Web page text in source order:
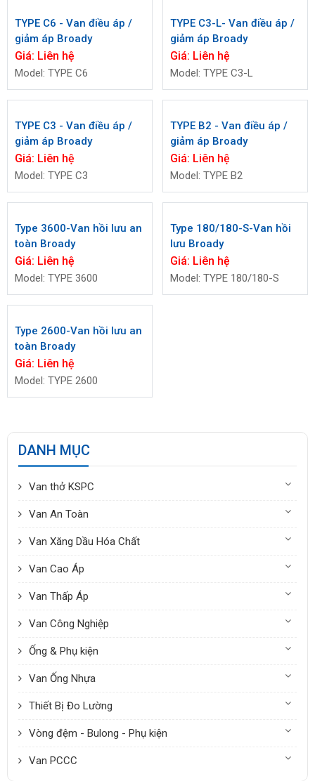
TYPE C6 - Van điều áp /
giảm áp Broady
Giá: Liên hệ
Model: TYPE C6
TYPE C3-L- Van điều áp /
giảm áp Broady
Giá: Liên hệ
Model: TYPE C3-L
TYPE C3 - Van điều áp /
giảm áp Broady
Giá: Liên hệ
Model: TYPE C3
TYPE B2 - Van điều áp /
giảm áp Broady
Giá: Liên hệ
Model: TYPE B2
Type 3600-Van hồi lưu an
toàn Broady
Giá: Liên hệ
Model: TYPE 3600
Type 180/180-S-Van hồi
lưu Broady
Giá: Liên hệ
Model: TYPE 180/180-S
Type 2600-Van hồi lưu an
toàn Broady
Giá: Liên hệ
Model: TYPE 2600
DANH MỤC
Van thở KSPC
Van An Toàn
Van Xăng Dầu Hóa Chất
Van Cao Áp
Van Thấp Áp
Van Công Nghiệp
Ống & Phụ kiện
Van Ống Nhựa
Thiết Bị Đo Lường
Vòng đệm - Bulong - Phụ kiện
Van PCCC